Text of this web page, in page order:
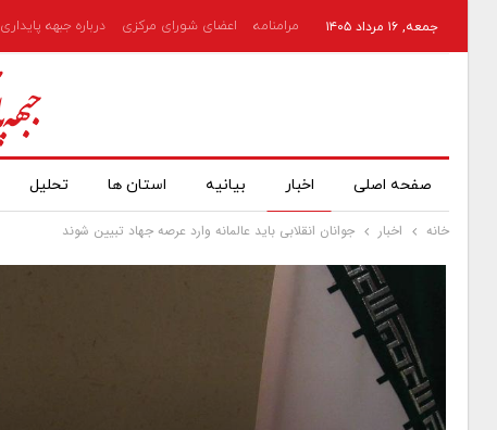
جمعه, ۱۶ مرداد ۱۴۰۵ مرامنامه اعضای شورای مرکزی درباره جبهه پایداری
صفحه اصلی اخبار بیانیه استان ها تحلیل
خانه اخبار جوانان انقلابی باید عالمانه وارد عرصه جهاد تبیین شوند